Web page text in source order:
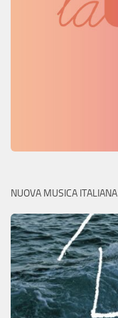
NUOVA MUSICA ITALIANA